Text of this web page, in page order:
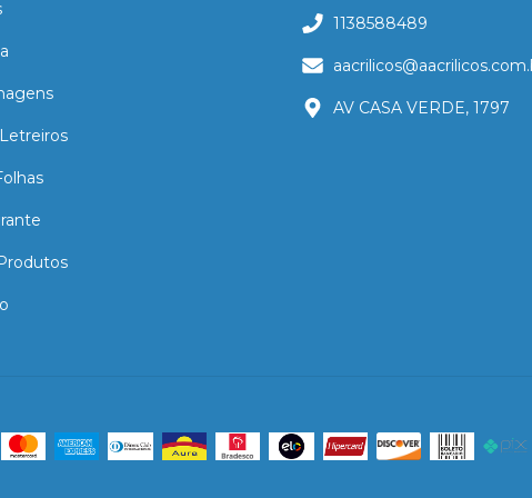
1138588489
AV CASA VERDE, 1797